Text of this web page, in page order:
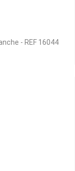
- REF 16044